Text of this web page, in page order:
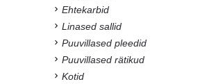
Ehtekarbid
Linased sallid
Puuvillased pleedid
Puuvillased rätikud
Kotid